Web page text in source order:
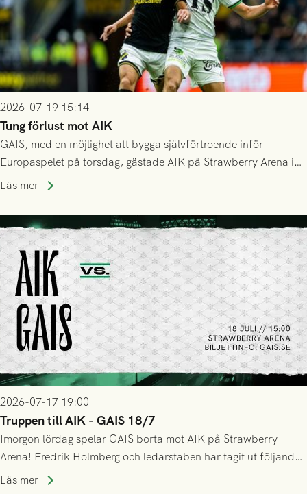
2026-07-19 15:14
Tung förlust mot AIK
GAIS, med en möjlighet att bygga självförtroende inför
Europaspelet på torsdag, gästade AIK på Strawberry Arena i
Stockholm . Men trots konstant hotande i första halvlek av
lyckades få in 2-0.
Läs mer
2026-07-17 19:00
Truppen till AIK - GAIS 18/7
Imorgon lördag spelar GAIS borta mot AIK på Strawberry
Arena! Fredrik Holmberg och ledarstaben har tagit ut följande
trupp till matchen:
Läs mer